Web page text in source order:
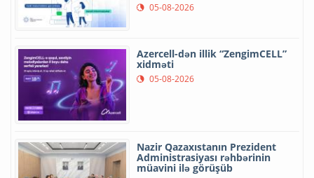
05-08-2026
Azercell-dən illik “ZengimCELL”
xidməti
05-08-2026
Nazir Qazaxıstanın Prezident
Administrasiyası rəhbərinin
müavini ilə görüşüb